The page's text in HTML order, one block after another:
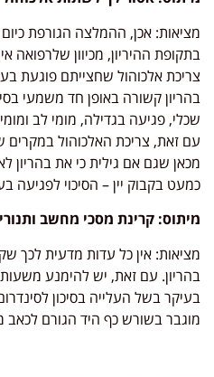
מציאות: אכן, ההמלצה הגורפת
בתקופת ההיריון, מכיוון שלרפואה
צריכת אלכוהול שחצייתם פוגעת
בהריון קשורה באופן חד משמעי
שכלי, פגיעה בגדילה, מומי לב
עם זאת, צריכת האלכוהול במקרים
מכאן שגם אם גילית כי את בהריון
כמעט בקבוק יין – הסיכוי לפגיעה
מיתוס: קרינת מסכי מחשב
מציאות: אין כל עדות מדעית לכך
בהריון. עם זאת, יש להימנע
בעיקר בשל העלייה בסיכון
מוגבר בשורש כף היד הגורם לכאב